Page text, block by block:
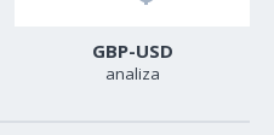
GBP-USD
analiza